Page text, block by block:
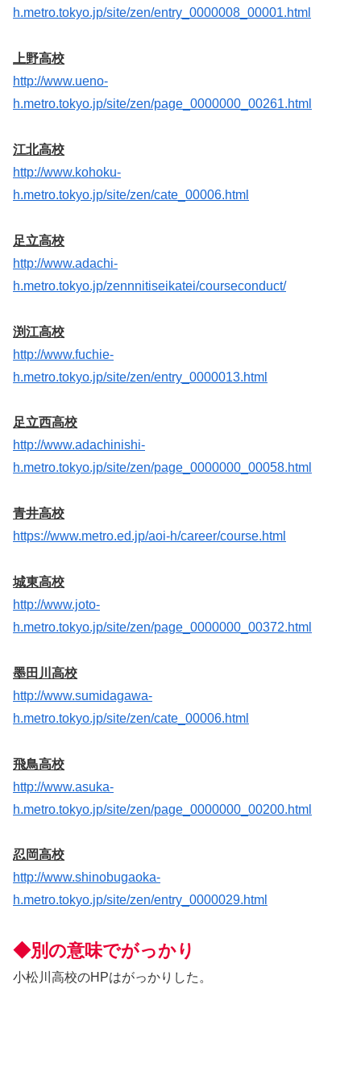
h.metro.tokyo.jp/site/zen/entry_0000008_00001.html
上野高校
http://www.ueno-
h.metro.tokyo.jp/site/zen/page_0000000_00261.html
江北高校
http://www.kohoku-
h.metro.tokyo.jp/site/zen/cate_00006.html
足立高校
http://www.adachi-
h.metro.tokyo.jp/zennnitiseikatei/courseconduct/
渕江高校
http://www.fuchie-
h.metro.tokyo.jp/site/zen/entry_0000013.html
足立西高校
http://www.adachinishi-
h.metro.tokyo.jp/site/zen/page_0000000_00058.html
青井高校
https://www.metro.ed.jp/aoi-h/career/course.html
城東高校
http://www.joto-
h.metro.tokyo.jp/site/zen/page_0000000_00372.html
墨田川高校
http://www.sumidagawa-
h.metro.tokyo.jp/site/zen/cate_00006.html
飛鳥高校
http://www.asuka-
h.metro.tokyo.jp/site/zen/page_0000000_00200.html
忍岡高校
http://www.shinobugaoka-
h.metro.tokyo.jp/site/zen/entry_0000029.html
◆別の意味でがっかり
小松川高校のHPはがっかりした。